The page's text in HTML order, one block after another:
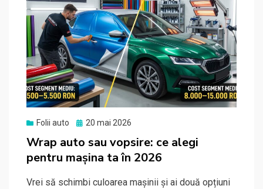
Folii auto
Posted
20 mai 2026
Wrap auto sau vopsire: ce alegi
pentru mașina ta în 2026
Vrei să schimbi culoarea mașinii și ai două opțiuni